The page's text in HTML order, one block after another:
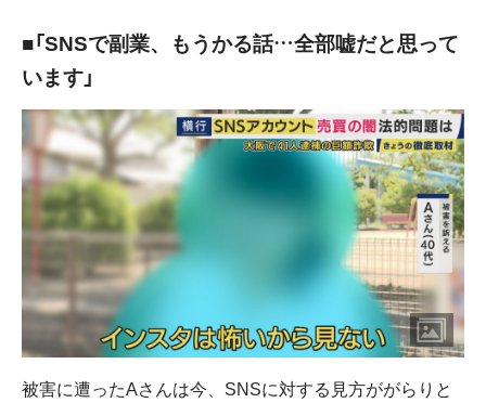
■「SNSで副業、もうかる話…全部嘘だと思って
います」
被害に遭ったAさんは今、SNSに対する見方ががらりと